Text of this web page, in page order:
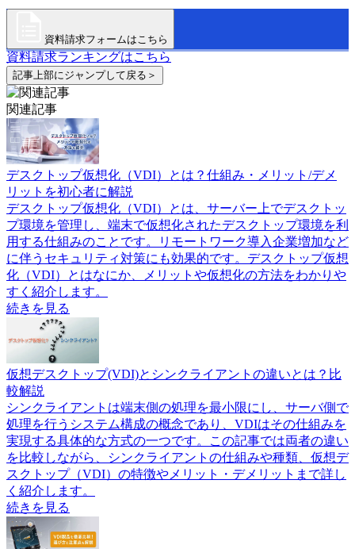
資料請求フォームはこちら
資料請求ランキングはこちら
記事上部にジャンプして戻る＞
関連記事
デスクトップ仮想化（VDI）とは？仕組み・メリット/デメ
リットを初心者に解説
デスクトップ仮想化（VDI）とは、サーバー上でデスクトッ
プ環境を管理し、端末で仮想化されたデスクトップ環境を利
用する仕組みのことです。リモートワーク導入企業増加など
に伴うセキュリティ対策にも効果的です。デスクトップ仮想
化（VDI）とはなにか、メリットや仮想化の方法をわかりや
すく紹介します。
続きを見る
仮想デスクトップ(VDI)とシンクライアントの違いとは？比
較解説
シンクライアントは端末側の処理を最小限にし、サーバ側で
処理を行うシステム構成の概念であり、VDIはその仕組みを
実現する具体的な方式の一つです。この記事では両者の違い
を比較しながら、シンクライアントの仕組みや種類、仮想デ
スクトップ（VDI）の特徴やメリット・デメリットまで詳し
く紹介します。
続きを見る